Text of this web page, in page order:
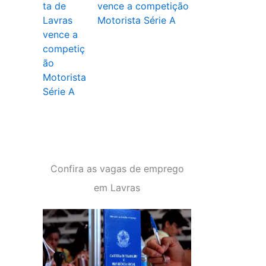
vence a competição
Motorista Série A
Confira as vagas de emprego
em Lavras